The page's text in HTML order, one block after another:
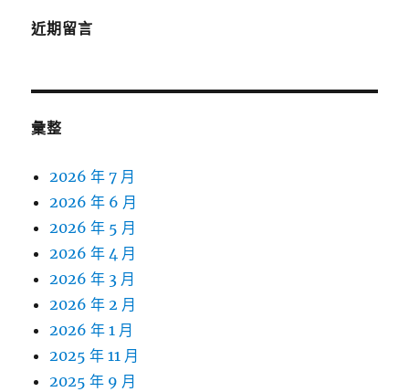
近期留言
彙整
2026 年 7 月
2026 年 6 月
2026 年 5 月
2026 年 4 月
2026 年 3 月
2026 年 2 月
2026 年 1 月
2025 年 11 月
2025 年 9 月